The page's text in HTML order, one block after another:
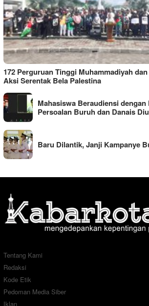
172 Perguruan Tinggi Muhammadiyah
Aksi Serentak Bela Palestina
Mahasiswa Beraudiensi dengan
Persoalan Buruh dan Danais
Baru Dilantik, Janji Kampanye
Tentang Kami
Redaksi
Kode Etik
Pedoman Media Siber
Iklan